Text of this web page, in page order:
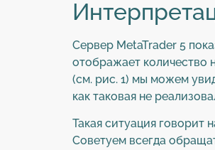
Сервер MetaTrader 5
отображает количество
(см. рис. 1) мы можем
как таковая не
Такая ситуация говорит
Советуем всегда